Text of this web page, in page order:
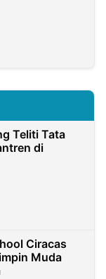
Teliti Tata
di
Ciracas
Muda